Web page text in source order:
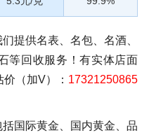
提供名表、名包、名酒、
等回收服务！有实体店面
（加V）： 17321250865
国际黄金、国内黄金、品